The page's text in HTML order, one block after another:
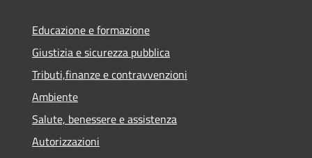
Educazione e formazione
Giustizia e sicurezza pubblica
Tributi,finanze e contravvenzioni
Ambiente
Salute, benessere e assistenza
Autorizzazioni